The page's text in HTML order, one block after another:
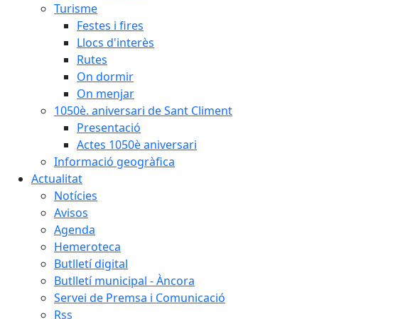
Turisme
Festes i fires
Llocs d'interès
Rutes
On dormir
On menjar
1050è. aniversari de Sant Climent
Presentació
Actes 1050è aniversari
Informació geogràfica
Actualitat
Notícies
Avisos
Agenda
Hemeroteca
Butlletí digital
Butlletí municipal - Àncora
Servei de Premsa i Comunicació
Rss